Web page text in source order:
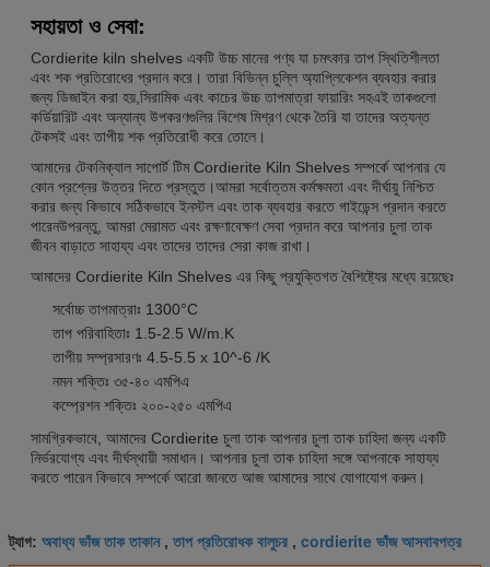
সহায়তা ও সেবা:
Cordierite kiln shelves একটি উচ্চ মানের পণ্য যা চমৎকার তাপ স্থিতিশীলতা
এবং শক প্রতিরোধের প্রদান করে। তারা বিভিন্ন চুল্লি অ্যাপ্লিকেশন ব্যবহার করার
জন্য ডিজাইন করা হয়,সিরামিক এবং কাচের উচ্চ তাপমাত্রা ফায়ারিং সহএই তাকগুলো
কর্ডিয়ারিট এবং অন্যান্য উপকরণগুলির বিশেষ মিশ্রণ থেকে তৈরি যা তাদের অত্যন্ত
টেকসই এবং তাপীয় শক প্রতিরোধী করে তোলে।
আমাদের টেকনিক্যাল সাপোর্ট টিম Cordierite Kiln Shelves সম্পর্কে আপনার যে
কোন প্রশ্নের উত্তর দিতে প্রস্তুত।আমরা সর্বোত্তম কর্মক্ষমতা এবং দীর্ঘায়ু নিশ্চিত
করার জন্য কিভাবে সঠিকভাবে ইনস্টল এবং তাক ব্যবহার করতে গাইডেন্স প্রদান করতে
পারেনউপরন্তু, আমরা মেরামত এবং রক্ষণাবেক্ষণ সেবা প্রদান করে আপনার চুলা তাক
জীবন বাড়াতে সাহায্য এবং তাদের তাদের সেরা কাজ রাখা।
আমাদের Cordierite Kiln Shelves এর কিছু প্রযুক্তিগত বৈশিষ্ট্যের মধ্যে রয়েছেঃ
সর্বোচ্চ তাপমাত্রাঃ 1300°C
তাপ পরিবাহিতাঃ 1.5-2.5 W/m.K
তাপীয় সম্প্রসারণঃ 4.5-5.5 x 10^-6 /K
নমন শক্তিঃ ৩৫-৪০ এমপিএ
কম্প্রেশন শক্তিঃ ২০০-২৫০ এমপিএ
সামগ্রিকভাবে, আমাদের Cordierite চুলা তাক আপনার চুলা তাক চাহিদা জন্য একটি
নির্ভরযোগ্য এবং দীর্ঘস্থায়ী সমাধান। আপনার চুলা তাক চাহিদা সঙ্গে আপনাকে সাহায্য
করতে পারেন কিভাবে সম্পর্কে আরো জানতে আজ আমাদের সাথে যোগাযোগ করুন।
ট্যাগ: অবাধ্য ভাঁজ তাক তাকান,তাপ প্রতিরোধক বালুচর , cordierite ভাঁজ আসবাবপত্র